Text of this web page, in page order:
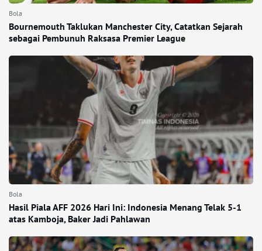
Bola
Bournemouth Taklukan Manchester City, Catatkan Sejarah
sebagai Pembunuh Raksasa Premier League
Bola
Hasil Piala AFF 2026 Hari Ini: Indonesia Menang Telak 5-1
atas Kamboja, Baker Jadi Pahlawan